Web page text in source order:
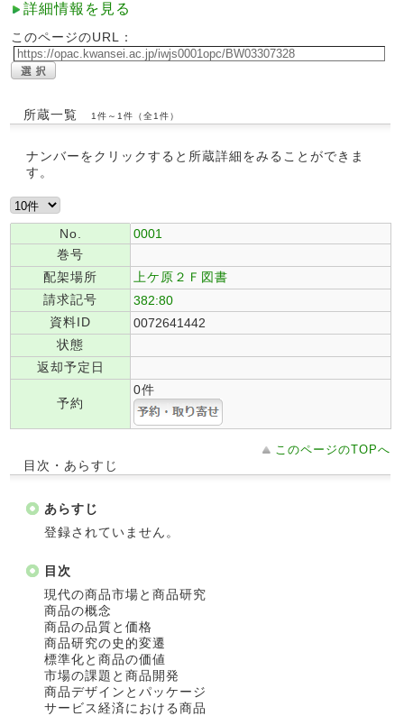
詳細情報を見る
このページのURL：
所蔵一覧 1件～1件（全1件）
ナンバーをクリックすると所蔵詳細をみることができま
す。
No.
0001
巻号
配架場所
上ケ原２Ｆ図書
請求記号
382:80
資料ID
0072641442
状態
返却予定日
予約
0件
このページのTOPへ
目次・あらすじ
あらすじ
登録されていません。
目次
現代の商品市場と商品研究
商品の概念
商品の品質と価格
商品研究の史的変遷
標準化と商品の価値
市場の課題と商品開発
商品デザインとパッケージ
サービス経済における商品